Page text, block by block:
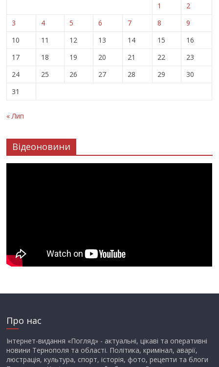
1
2
3
4 5 6 7 8
9
10
11 12 13 14 15
16
17
18 19 20 21 22
23
24
25 26 27 28 29
30
31
« Лип
Відеоновини
Про нас
Інтернет-видання «Погляд» - актуальні, цікаві та оперативні
новини Тернополя та області. Політика, кримінал, аварії,
люстрація, культура, спорт, історія, фото, рецепти та блоги